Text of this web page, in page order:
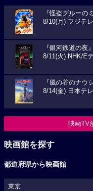
『怪盗グルーの
8/10(月) フジテ
『銀河鉄道の夜』
8/11(火) NHK/E
『風の谷のナウ
8/14(金) 日本テ
映画TV
映画館を探す
都道府県から映画館
東京